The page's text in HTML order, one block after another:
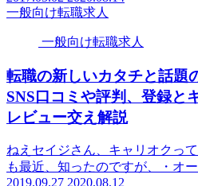
一般向け転職求人
一般向け転職求人
転職の新しいカタチと話題
SNS口コミや評判、登録と
レビュー交え解説
ねえセイジさん、キャリオクっ
も最近、知ったのですが、・オ
2019.09.27 2020.08.12